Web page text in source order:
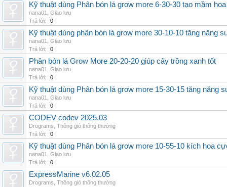
Kỹ thuật dùng Phân bón lá grow more 6-30-30 tạo mầm hoa
nana01
Giao lưu
Trả lời:
0
Kỹ thuật dùng phân bón lá grow more 30-10-10 tăng năng
nana01
Giao lưu
Trả lời:
0
Phân bón lá Grow More 20-20-20 giúp cây trồng xanh tốt
nana01
Giao lưu
Trả lời:
0
Kỹ thuật dùng Phân bón lá grow more 15-30-15 tăng năng
nana01
Giao lưu
Trả lời:
0
CODEV codev 2025.03
Drograms Thông gió thông thường
Trả lời:
0
Kỹ thuật dùng Phân bón lá grow more 10-55-10 kích hoa
nana01
Giao lưu
Trả lời:
0
ExpressMarine v6.02.05
Drograms Thông gió thông thường